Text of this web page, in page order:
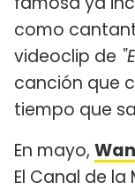
como
videoclip de
canción que
tiempo que
En mayo,
El Canal de